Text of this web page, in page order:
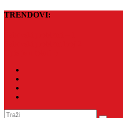
TRENDOVI: